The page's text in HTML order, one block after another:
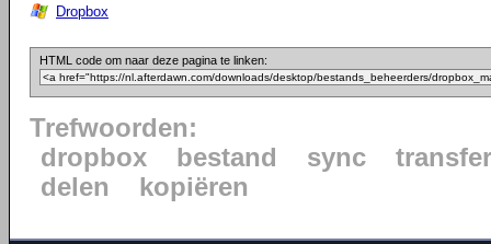
Dropbox
HTML code om naar deze pagina te linken:
Trefwoorden:
dropbox
bestand sync
transfer
delen
kopiëren